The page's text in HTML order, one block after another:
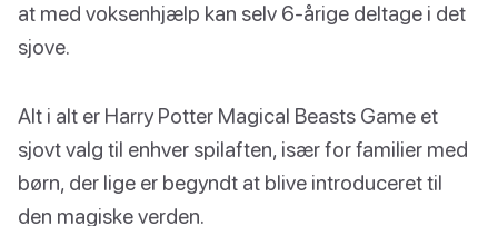
at med voksenhjælp kan selv 6-årige deltage i det
sjove.
Alt i alt er Harry Potter Magical Beasts Game et
sjovt valg til enhver spilaften, især for familier med
børn, der lige er begyndt at blive introduceret til
den magiske verden.